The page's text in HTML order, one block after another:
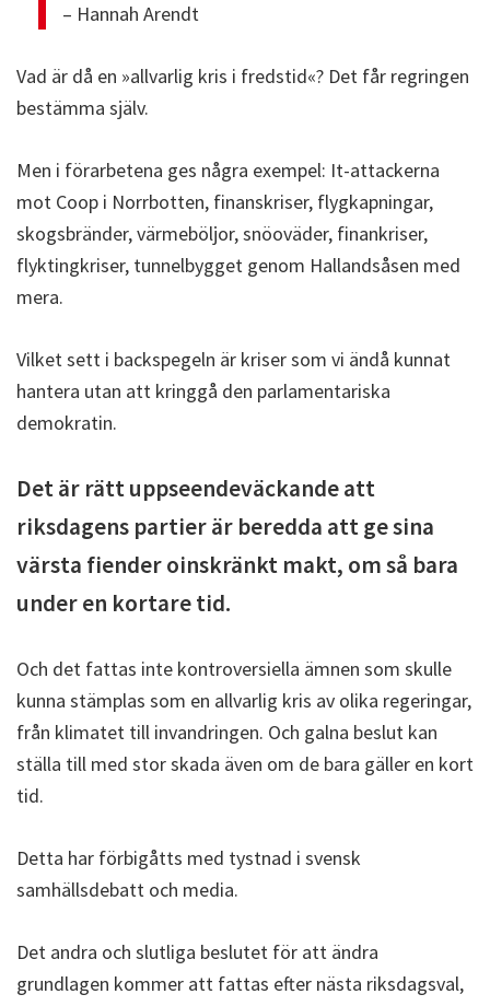
– Hannah Arendt
Vad är då en »allvarlig kris i fredstid«? Det får regringen
bestämma själv.
Men i förarbetena ges några exempel: It-attackerna
mot Coop i Norrbotten, finanskriser, flygkapningar,
skogsbränder, värmeböljor, snöoväder, finankriser,
flyktingkriser, tunnelbygget genom Hallandsåsen med
mera.
Vilket sett i backspegeln är kriser som vi ändå kunnat
hantera utan att kringgå den parlamentariska
demokratin.
Det är rätt uppseendeväckande att
riksdagens partier är beredda att ge sina
värsta fiender oinskränkt makt, om så bara
under en kortare tid.
Och det fattas inte kontroversiella ämnen som skulle
kunna stämplas som en allvarlig kris av olika regeringar,
från klimatet till invandringen. Och galna beslut kan
ställa till med stor skada även om de bara gäller en kort
tid.
Detta har förbigåtts med tystnad i svensk
samhällsdebatt och media.
Det andra och slutliga beslutet för att ändra
grundlagen kommer att fattas efter nästa riksdagsval,